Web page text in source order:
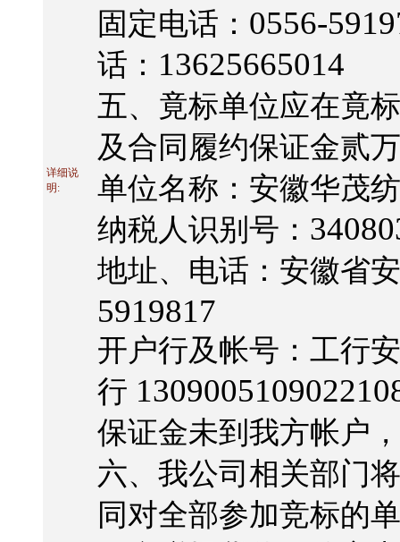
详细说
明:
固定电话： 0556-
话： 13625665014
五、竟标单位应在竟
及合同履约保证金贰
单位名称：安徽华茂
纳税人识别号：
地址、电话：安徽省
5919817
开户行及帐号：工行
行
保证金未到我方帐户
六、我公司相关部门
同对全部参加竞标的